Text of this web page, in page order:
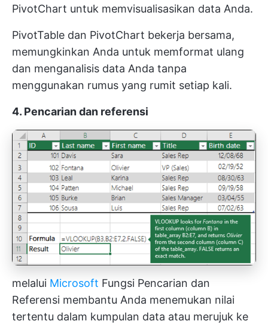
PivotChart untuk memvisualisasikan data Anda.
PivotTable dan PivotChart bekerja bersama,
memungkinkan Anda untuk memformat ulang
dan menganalisis data Anda tanpa
menggunakan rumus yang rumit setiap kali.
4. Pencarian dan referensi
melalui Microsoft Fungsi Pencarian dan
Referensi membantu Anda menemukan nilai
tertentu dalam kumpulan data atau merujuk ke